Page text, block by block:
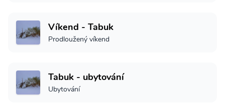
Víkend - Tabuk
Prodloužený víkend
Tabuk - ubytování
Ubytování